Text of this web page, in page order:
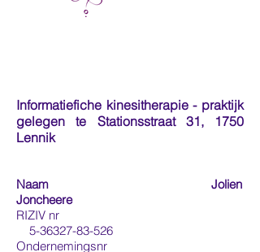
Informatiefiche kinesitherapie - praktijk
gelegen te Stationsstraat 31, 1750
Lennik
Naam Jolien
Joncheere
RIZIV nr
5-36327-83-526
Ondernemingsnr